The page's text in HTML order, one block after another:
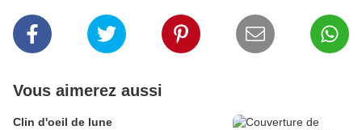
Vous aimerez aussi
Clin d'oeil de lune